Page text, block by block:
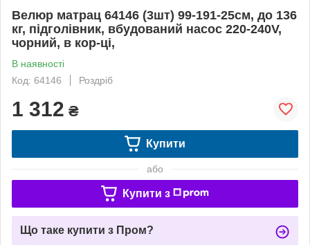
Велюр матрац 64146 (3шт) 99-191-25см, до 136
кг, підголівник, вбудований насос 220-240V,
чорний, в кор-ці,
В наявності
Код: 64146
Роздріб
1 312 ₴
Купити
або
Купити з
Що таке купити з Пром?